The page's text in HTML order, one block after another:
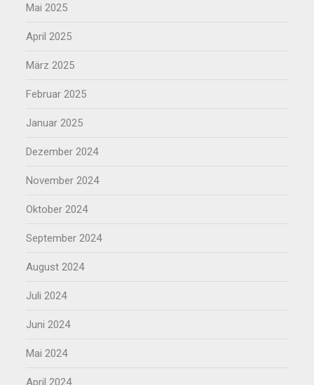
Mai 2025
April 2025
März 2025
Februar 2025
Januar 2025
Dezember 2024
November 2024
Oktober 2024
September 2024
August 2024
Juli 2024
Juni 2024
Mai 2024
April 2024